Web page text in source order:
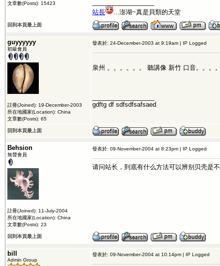
文章數(Posts): 15423
站長
...澎湖~真是貝類的天堂
回到本頁最上面
guyyyyyy
初級會員
註冊(Joined): 19-December-2003
所在地國家(Location): China
文章數(Posts): 65
發表於: 24-December-2003 at 9:19am | IP Logged
泉州 。。。。。。 聽講像 新竹 口音。。。
gdftg df sdfsdfsafsaed
回到本頁最上面
Behsion
無聲會員
註冊(Joined): 11-July-2004
所在地國家(Location): China
文章數(Posts): 23
發表於: 09-November-2004 at 8:23pm | IP Logged
请问站长，到底有什么方法可以辨别贝壳是
回到本頁最上面
bill
Admin Group
發表於: 09-November-2004 at 10:14pm | IP Logged